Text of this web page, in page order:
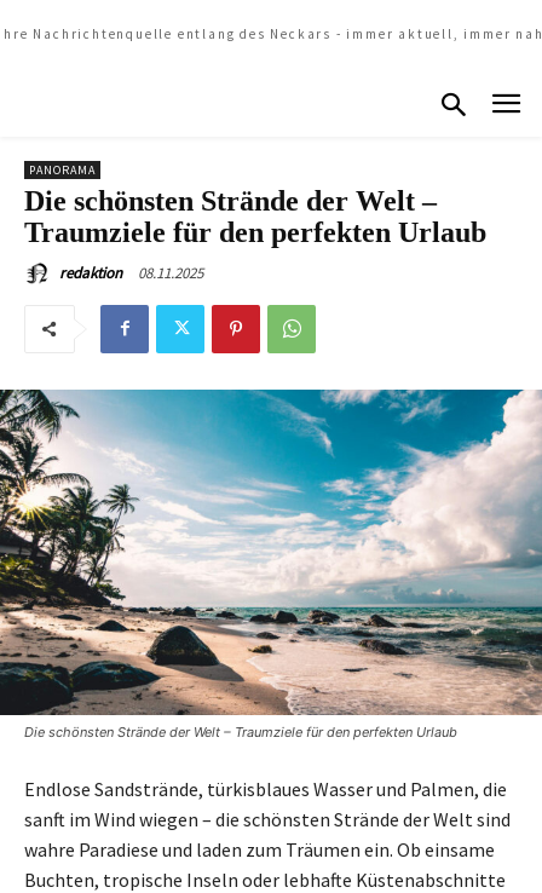
Nachrichtenquelle entlang des Neckars - immer aktuell, immer
PANORAMA
Die schönsten Strände der Welt –
Traumziele für den perfekten Urlaub
redaktion 08.11.2025
Die schönsten Strände der Welt – Traumziele für den perfekten Urlaub
Endlose Sandstrände, türkisblaues Wasser und Palmen, die
sanft im Wind wiegen – die schönsten Strände der Welt sind
wahre Paradiese und laden zum Träumen ein. Ob einsame
Buchten, tropische Inseln oder lebhafte Küstenabschnitte